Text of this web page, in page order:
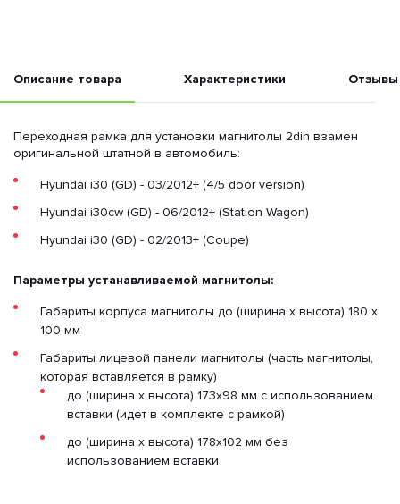
Описание товара Характеристики Отзывы
Переходная рамка для установки магнитолы 2din взамен
оригинальной штатной в автомобиль:
Hyundai i30 (GD) - 03/2012+ (4/5 door version)
Hyundai i30cw (GD) - 06/2012+ (Station Wagon)
Hyundai i30 (GD) - 02/2013+ (Coupe)
Параметры устанавливаемой магнитолы:
Габариты корпуса магнитолы до (ширина х высота) 180 х
100 мм
Габариты лицевой панели магнитолы (часть магнитолы,
которая вставляется в рамку)
до (ширина х высота) 173х98 мм с использованием
вставки (идет в комплекте с рамкой)
до (ширина х высота) 178х102 мм без
использованием вставки